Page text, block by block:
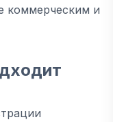
коммерческим и